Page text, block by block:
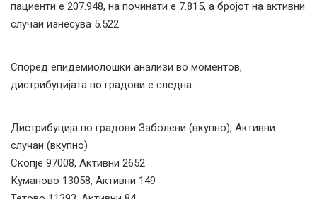
пациенти е 207.948, на починати е 7.815, а бројот на активни
случаи изнесува 5.522.
Според епидемиолошки анализи во моментов,
дистрибуцијата по градови е следна:
Дистрибуција по градови Заболени (вкупно), Активни
случаи (вкупно)
Скопје 97008, Активни 2652
Куманово 13058, Активни 149